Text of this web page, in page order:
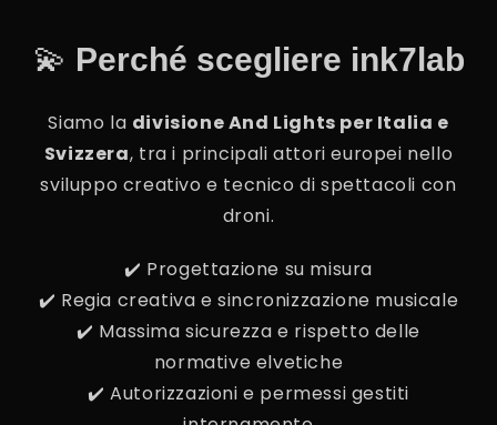
💫 Perché scegliere ink7lab
Siamo la divisione And Lights per Italia e
Svizzera, tra i principali attori europei nello
sviluppo creativo e tecnico di spettacoli con
droni.
✔️ Progettazione su misura
✔️ Regia creativa e sincronizzazione musicale
✔️ Massima sicurezza e rispetto delle
normative elvetiche
✔️ Autorizzazioni e permessi gestiti